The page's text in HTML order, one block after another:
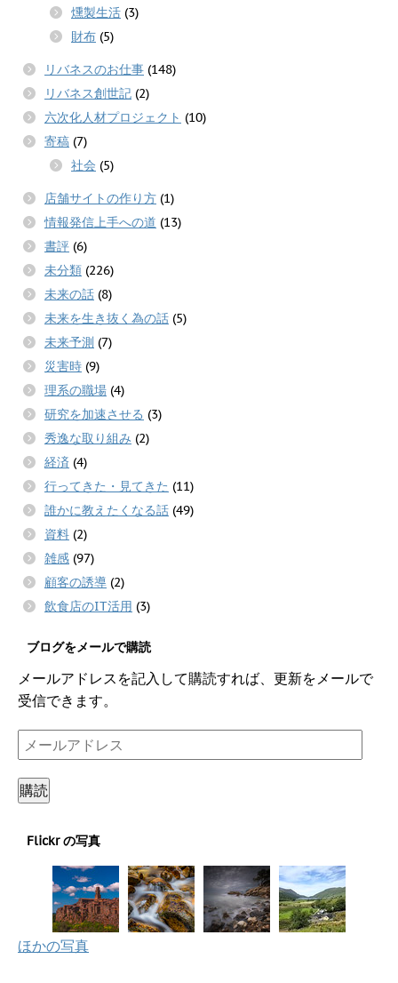
燻製生活 (3)
財布 (5)
リバネスのお仕事 (148)
リバネス創世記 (2)
六次化人材プロジェクト (10)
寄稿 (7)
社会 (5)
店舗サイトの作り方 (1)
情報発信上手への道 (13)
書評 (6)
未分類 (226)
未来の話 (8)
未来を生き抜く為の話 (5)
未来予測 (7)
災害時 (9)
理系の職場 (4)
研究を加速させる (3)
秀逸な取り組み (2)
経済 (4)
行ってきた・見てきた (11)
誰かに教えたくなる話 (49)
資料 (2)
雑感 (97)
顧客の誘導 (2)
飲食店のIT活用 (3)
ブログをメールで購読
メールアドレスを記入して購読すれば、更新をメールで
受信できます。
メ
ー
ル
ア
レ
購読
Flickr の写真
ほかの写真